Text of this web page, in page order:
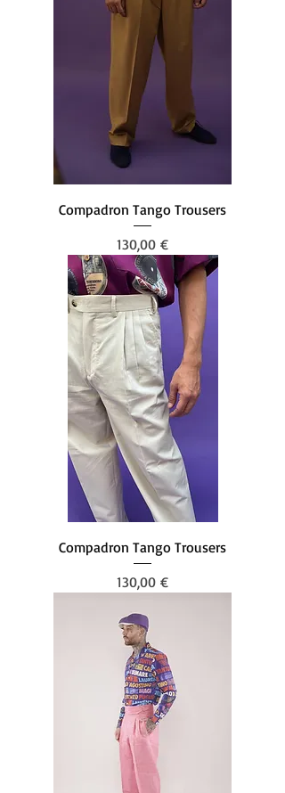
Compadron Tango Trousers
Preis
130,00 €
Compadron Tango Trousers
Preis
130,00 €